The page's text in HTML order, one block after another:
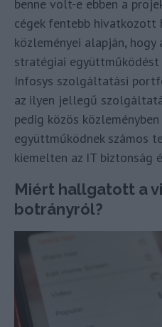
benne volt-e ebben a
cégek fentebb hivatkozott
közleményei alapján, hogy
stratégiai
Infosys szolgáltatási
az ilyen jellegű
pedig közös
együttműködnek számos
kiemelten az IT biztonság
Miért hallgatott a
botrányról?